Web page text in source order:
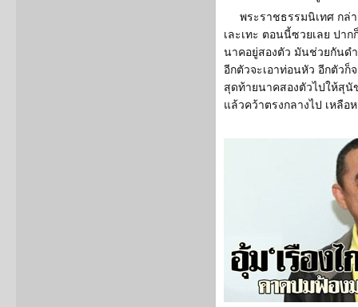
พระราชธรรมนิเทศ กล่
เละเทะ ตอนนี้ซวยเลย ปา
นาคอยู่สองตัว มันช่วยกันด
อีกตัวจะเอาท่อนหัว อีกตัวก็
สุดท้ายนาคสองตัวไปให้สุ
แล้วคว้าตรงกลางไป เหลือ